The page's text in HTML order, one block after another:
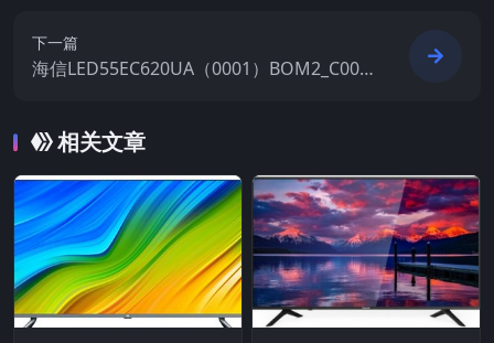
下一篇
海信LED55EC620UA（0001）BOM2_C003
相关文章